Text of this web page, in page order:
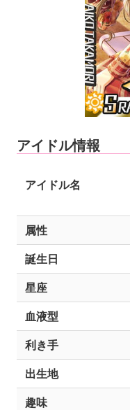
アイドル情報
アイドル名
属性
誕生日
星座
血液型
利き手
出生地
趣味